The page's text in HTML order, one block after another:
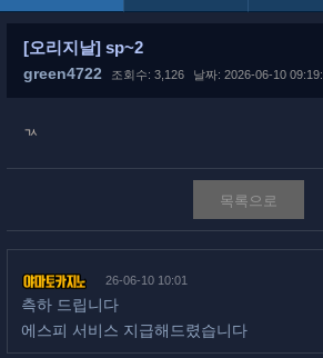
[오리지날] sp~2
green4722 조회수: 3,126 날짜: 2026-06-10
ㄳ
목록으로
26-06-10 10:01
측하 드립니다
에스피 서비스 지급해드렸습니다